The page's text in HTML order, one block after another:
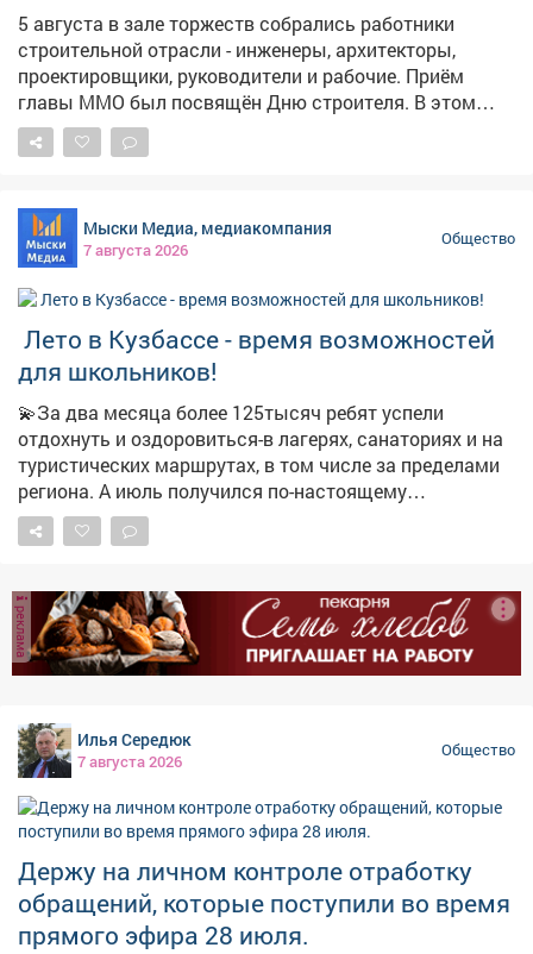
5 августа в зале торжеств собрались работники
строительной отрасли - инженеры, архитекторы,
проектировщики, руководители и рабочие. Приём
главы ММО был посвящён Дню строителя. В этом
году профессиональному празднику исполняется 70
лет. И наш Междуреченск, который в прошлом году
подтверждение тому, насколько важен труд
строителей. Сотни домов, школы, больницы, дороги,
мосты - всё это создано вашими руками. С
поздравлением выступил глава округа Павел
Камбалин . Состоялась церемония награждения - 13
человек получили заслуженные награды за
добросовестный труд. Тёплую атмосферу вечера
создали творческие коллективы ДК «Распадский»:
«Звонкий каблучок», «Ералаш», солисты Александр
Кожевников, Ольга Хонкина, Никита Федерягин, а
финальной точкой стало выступление Михаила и
Марии Чакилевых, Алены Еськовой и Татьяны
Мажитовой. Спасибо строителям за то, что делаете
наш город удобным, красивым и устремлённым в
#СпасибоСтроителям
Мыски Медиа, медиакомпания
7 августа 2026
Общество
️ Лето в Кузбассе - время возможностей
для школьников!
💫За два месяца более 125тысяч ребят успели
отдохнуть и оздоровиться-в лагерях, санаториях и на
туристических маршрутах, в том числе за пределами
региона. А июль получился по-настоящему
насыщенным: прошло свыше 600профильных смен-
волонтёрских, научных, профориентационных и
детского отдыха: уже в следующем году начнётся
строительство двух новых корпусов в центре
«Авангард». 👉Подробности-в нашем материале!
реклама
Илья Середюк
7 августа 2026
Общество
Держу на личном контроле отработку
обращений, которые поступили во время
прямого эфира 28 июля.